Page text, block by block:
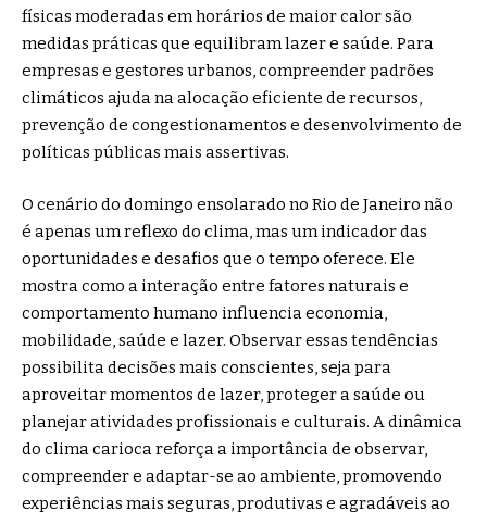
físicas moderadas em horários de maior calor são
medidas práticas que equilibram lazer e saúde. Para
empresas e gestores urbanos, compreender padrões
climáticos ajuda na alocação eficiente de recursos,
prevenção de congestionamentos e desenvolvimento de
políticas públicas mais assertivas.
O cenário do domingo ensolarado no Rio de Janeiro não
é apenas um reflexo do clima, mas um indicador das
oportunidades e desafios que o tempo oferece. Ele
mostra como a interação entre fatores naturais e
comportamento humano influencia economia,
mobilidade, saúde e lazer. Observar essas tendências
possibilita decisões mais conscientes, seja para
aproveitar momentos de lazer, proteger a saúde ou
planejar atividades profissionais e culturais. A dinâmica
do clima carioca reforça a importância de observar,
compreender e adaptar-se ao ambiente, promovendo
experiências mais seguras, produtivas e agradáveis ao